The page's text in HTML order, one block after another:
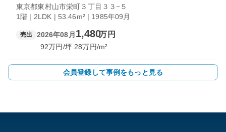
東京都東村山市栄町３丁目３３−５
1階 | 2LDK | 53.46m² | 1985年09月
売出 2026年08月 1,480万円
92万円/坪 28万円/m²
会員登録して事例をもっと見る